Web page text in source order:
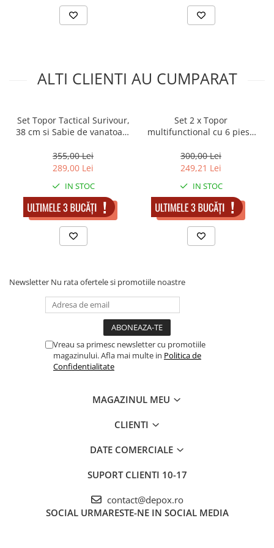
ALTI CLIENTI AU CUMPARAT
Set Topor Tactical Surivour,
38 cm si Sabie de vanatoare
Cutit de aruncat si teaca
incluse
355,00 Lei
289,00 Lei
IN STOC
ADAUGA IN COS
Set 2 x Topor
multifunctional cu 6 piese
/Cuțit/Busola , 43.5 cm ,
Aluminiu
300,00 Lei
249,21 Lei
IN STOC
ADAUGA IN COS
Newsletter Nu rata ofertele si promotiile noastre
Vreau sa primesc newsletter cu promotiile
magazinului. Afla mai multe in Politica de
Confidentialitate
MAGAZINUL MEU
CLIENTI
DATE COMERCIALE
SUPORT CLIENTI 10-17
contact@depox.ro
SOCIAL URMARESTE-NE IN SOCIAL MEDIA